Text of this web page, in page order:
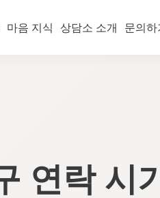
마음 지식 상담소 소개 문의하
연락 시